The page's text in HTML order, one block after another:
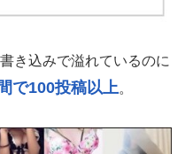
き込みで溢れているのに
で100投稿以上。